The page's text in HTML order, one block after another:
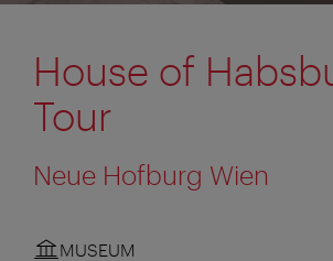
House of
Tour
Neue Hofburg Wien
MUSEUM